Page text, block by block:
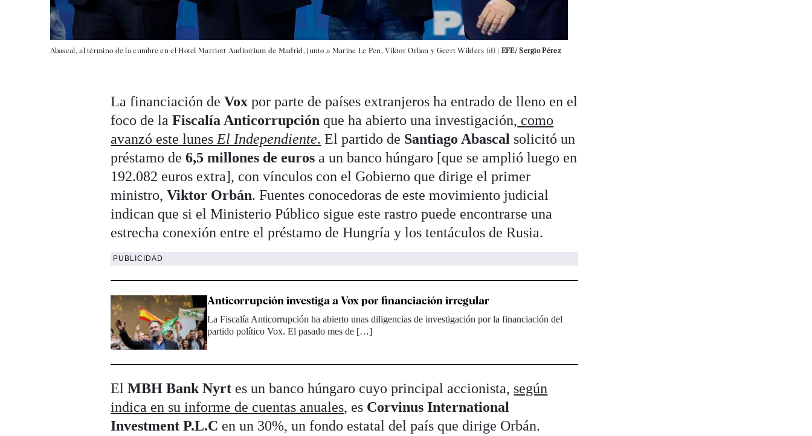
Abascal, al término de la cumbre en el Hotel Marriott Auditorium de Madrid, junto a Marine Le Pen, Viktor Orban y Geert Wilders (d) | EFE/ Sergio Pérez
La financiación deVoxpor parte de países extranjeros ha entrado de lleno en el
foco de laFiscalía Anticorrupción que ha abierto una investigación, como
avanzó este lunes El Independiente. El partido de Santiago Abascal solicitó un
préstamo de6,5 millones de euros a un banco húngaro [que se amplió luego en
192.082 euros extra], con vínculos con el Gobierno que dirige el primer
ministro,Viktor Orbán. Fuentes conocedoras de este movimiento judicial
indican que si el Ministerio Público sigue este rastro puede encontrarse una
estrecha conexión entre el préstamo de Hungría y los tentáculos de Rusia.
PUBLICIDAD
Anticorrupción investiga a Vox por financiación irregular
La Fiscalía Anticorrupción ha abierto unas diligencias de investigación por la financiación del
partido político Vox. El pasado mes de […]
ElMBH Bank Nyrt es un banco húngaro cuyo principal accionista, según
indica en su informe de cuentas anuales, es Corvinus International
Investment P.L.C en un 30%, un fondo estatal del país que dirige Orbán.